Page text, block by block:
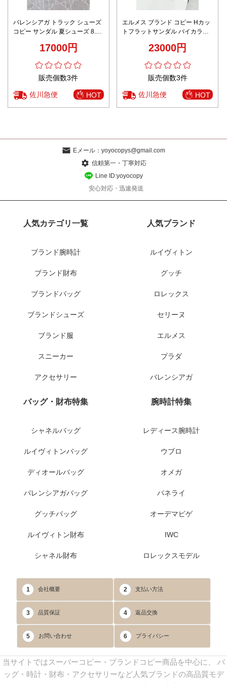
バレンシアガ トラック シューズ
コピー サンダル 夏シューズ 8.5
17000円
販売個数3件
佐川急便 HOT
エルメス ブランド コピー Hカッ
トフラットサンダル バイカラー
23000円
販売個数3件
佐川急便 HOT
Eメール： yoyocopys@gmail.com
信頼第一・丁寧対応
Line ID:yoyocopy
安心対応・迅速発送
人気カテゴリ一覧
ブランド腕時計
ブランド財布
ブランドバッグ
ブランドシューズ
ブランド服
スニーカー
アクセサリー
人気ブランド
ルイヴィトン
グッチ
ロレックス
セリーヌ
エルメス
プラダ
バレンシアガ
バッグ・財布特集
シャネルバッグ
ルイヴィトンバッグ
ディオールバッグ
バレンシアガバッグ
グッチバッグ
ルイヴィトン財布
シャネル財布
腕時計特集
レディース腕時計
ウブロ
オメガ
パネライ
オーデマピゲ
IWC
ロレックスモデル
1 会社概要 2 支払い方法
3 品質保証 4 返品交換
5 お問い合わせ 6 プライバシー
当サイトではスーパーコピー・ブランドコピー商品を中心に、 バ
ッグ・時計・財布・アクセサリーなど人気ブランドの高品質モデ